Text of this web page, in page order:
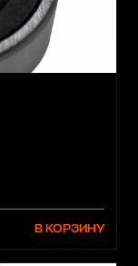
В КОРЗИНУ